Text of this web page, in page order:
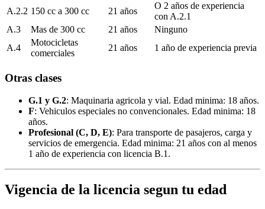
A.2.2 150 cc a 300 cc 21 años
O 2 años de experiencia
con A.2.1
A.3
Mas de 300 cc 21 años
Ninguno
A.4
Motocicletas
comerciales
21 años 1 año de experiencia previa
Otras clases
G.1 y G.2: Maquinaria agricola y vial. Edad minima: 18 años.
F: Vehiculos especiales no convencionales. Edad minima: 18
años.
Profesional (C, D, E): Para transporte de pasajeros, carga y
servicios de emergencia. Edad minima: 21 años con al menos
1 año de experiencia con licencia B.1.
Vigencia de la licencia segun tu edad